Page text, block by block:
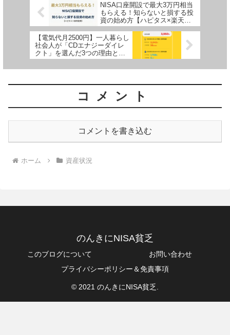
NISA口座開設で最大3万円相当
もらえる！知らないと損する投
資の始め方【ハピタス×楽天証
券】
【電気代月2500円】一人暮らし
社会人が「CDエナジーダイレ
クト」を選んだ3つの理由とリ
アルな光熱費
コメント
コメントを書き込む
ホーム 資産状況
のんきにNISA貧乏
このブログについて
お問い合わせ
プライバシーポリシー＆免責事項
© 2021 のんきにNISA貧乏.